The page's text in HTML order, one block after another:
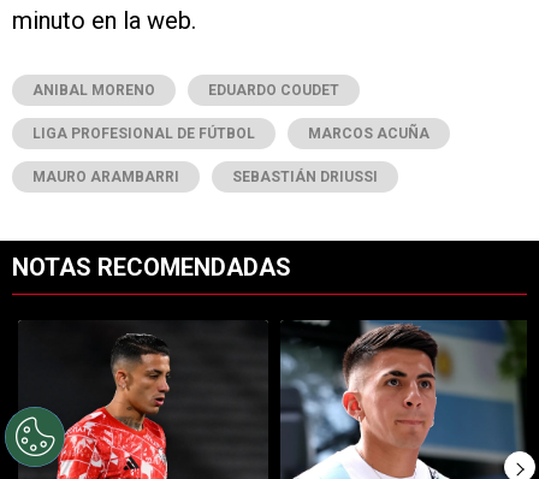
minuto en la web.
ANIBAL MORENO EDUARDO COUDET
LIGA PROFESIONAL DE FÚTBOL MARCOS ACUÑA
MAURO ARAMBARRI SEBASTIÁN DRIUSSI
NOTAS RECOMENDADAS
Un artículo de tendencia con el título "Kevin Castaño se va de
Un artículo de tendencia con el